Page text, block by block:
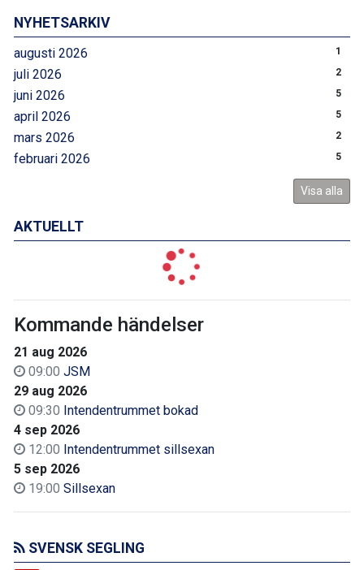
NYHETSARKIV
augusti 2026 1
juli 2026 2
juni 2026 5
april 2026 5
mars 2026 2
februari 2026 5
Visa alla
AKTUELLT
Kommande händelser
21 aug 2026
09:00 JSM
29 aug 2026
09:30 Intendentrummet bokad
4 sep 2026
12:00 Intendentrummet sillsexan
5 sep 2026
19:00 Sillsexan
SVENSK SEGLING